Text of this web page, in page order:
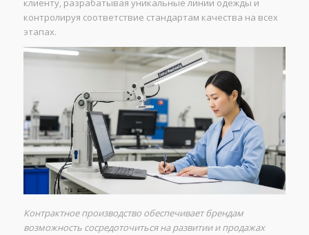
клиенту, разрабатывая уникальные линии одежды и
контролируя соответствие стандартам качества на всех
этапах.
Контрактное производство обеспечивает брендам
возможность сосредоточиться на развитии и продажах